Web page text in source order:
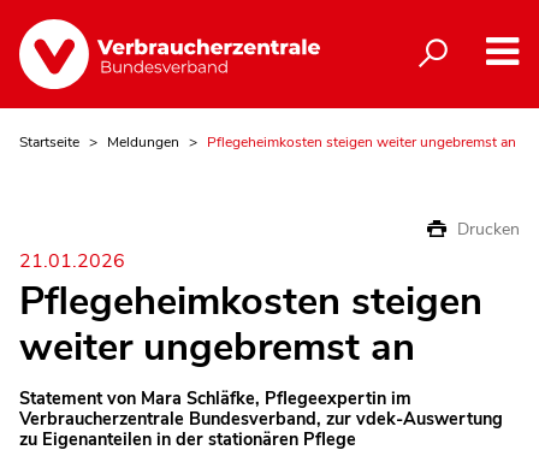
Startseite Meldungen Pflegeheimkosten steigen weiter ungebremst an
Drucken
21.01.2026
Pflegeheimkosten steigen
weiter ungebremst an
Statement von Mara Schläfke, Pflegeexpertin im
Verbraucherzentrale Bundesverband, zur vdek-Auswertung
zu Eigenanteilen in der stationären Pflege